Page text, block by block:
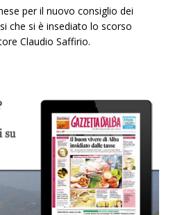
per il nuovo consiglio dei
che si è insediato lo scorso
Claudio Saffirio.